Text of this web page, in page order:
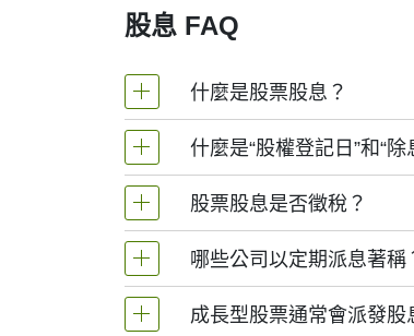
dividend this time around.
This is when Metcash Ltd looks at
should be on this list.
4. Payment Date
This is when the money actually
So when people search for the
want to qualify for the dividend or
It’s also worth noting that Metcash
especially compared to companies
and AI development — than paying
股息 FAQ
什麼是股票股息？
股票股息是指公司向股東支付的
項將直接存入您的帳戶；若以股份
什麼是“股權登記日”和“除
除息日：通常為股權登記日
股票股息是否徵稅？
是的. 多數國家將現金股息視為收
額外股票時可能產生稅負.
哪些公司以定期派息著稱
盈利穩定的大型成熟企業以持續
成長型股票通常會派發股